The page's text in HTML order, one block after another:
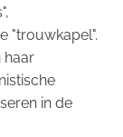
"trouwkapel".
haar
in de